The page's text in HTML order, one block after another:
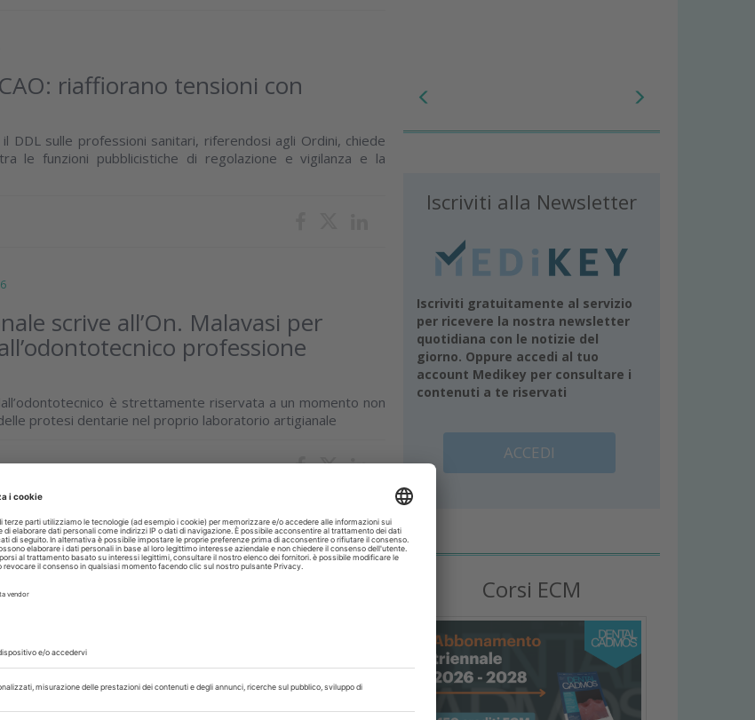
riaffiorano tensioni con
il DDL sulle professioni sanitari, riferendosi agli Ordini, chiede
le funzioni pubblicistiche di regolazione e vigilanza e la
scrive all’On. Malavasi per
professione
è strettamente riservata a un momento non
protesi dentarie nel proprio laboratorio artigianale
la vendita solo a professionisti
che la vendita può essere fatta solo ai professionisti
competenze professionali. Senna (CAO): un chiarimento
Iscriviti alla Newsletter
Iscriviti gratuitamente al servizio
per ricevere la nostra newsletter
quotidiana con le notizie del
giorno. Oppure accedi al tuo
account Medikey per consultare i
contenuti a te riservati
ACCEDI
Corsi ECM